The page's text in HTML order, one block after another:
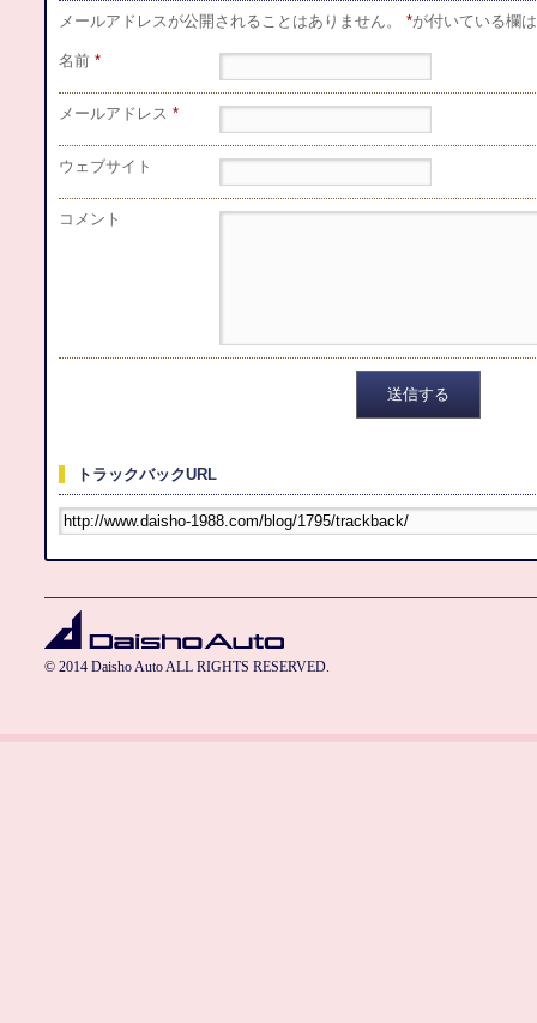
メールアドレスが公開されることはありません。 *が付いている欄
名前 *
メールアドレス *
ウェブサイト
コメント
トラックバックURL
© 2014 Daisho Auto ALL RIGHTS RESERVED.